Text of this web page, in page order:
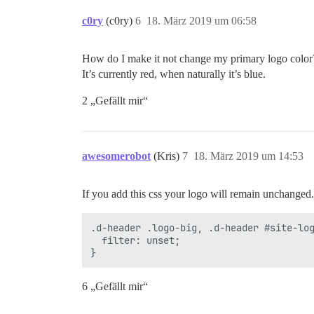
c0ry (c0ry) 18. März 2019 um 06:58
6
How do I make it not change my primary logo
It’s currently red, when naturally it’s blue.
2 „Gefällt mir“
awesomerobot (Kris) 18. März 2019 um 14:53
7
If you add this css your logo will remain unchanged.
.d-header .logo-big, .d-header #site-
  filter: unset;
6 „Gefällt mir“